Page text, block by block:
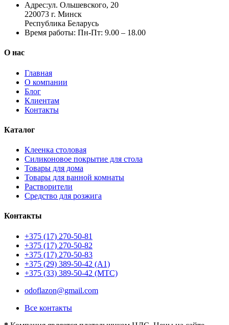
Адрес:ул. Ольшевского, 20
220073 г. Минск
Республика Беларусь
Время работы: Пн-Пт: 9.00 – 18.00
О нас
Главная
О компании
Блог
Клиентам
Контакты
Каталог
Клеенка столовая
Силиконовое покрытие для стола
Товары для дома
Товары для ванной комнаты
Растворители
Средство для розжига
Контакты
+375 (17) 270-50-81
+375 (17) 270-50-82
+375 (17) 270-50-83
+375 (29) 389-50-42 (А1)
+375 (33) 389-50-42 (МТС)
odoflazon@gmail.com
Все контакты